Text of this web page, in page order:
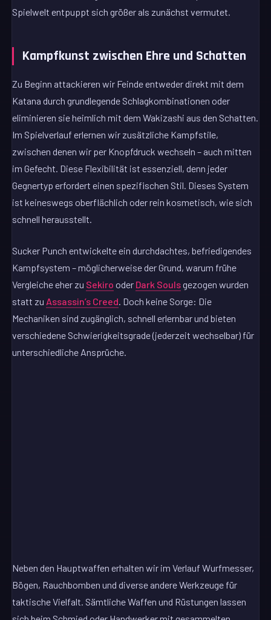
Spielwelt entpuppt sich größer als zunächst vermutet.
Kampfkunst zwischen Ehre und Schatten
Zu Beginn attackieren wir Feinde entweder direkt mit dem
Katana durch grundlegende Schlagkombinationen oder
eliminieren sie heimlich mit dem Wakizashi aus den Schatten.
Im Spielverlauf erlernen wir zusätzliche Kampfstile,
zwischen denen wir per Knopfdruck wechseln – auch mitten
im Gefecht. Diese Flexibilität ist essenziell, denn jeder
Gegnertyp erfordert einen spezifischen Stil. Dieses System
ist keineswegs oberflächlich oder rein kosmetisch, wie sich
schnell herausstellt.
Sucker Punch entwickelte ein durchdachtes, befriedigendes
Kampfsystem – möglicherweise der Grund, warum frühe
Vergleiche eher zu Sekiro oder Dark Soulsgezogen wurden
statt zu Assassin’s Creed. Doch keine Sorge: Die
Mechaniken sind zugänglich, schnell erlernbar und bieten
verschiedene Schwierigkeitsgrade (jederzeit wechselbar) für
unterschiedliche Ansprüche.
Neben den Hauptwaffen erhalten wir im Verlauf Wurfmesser,
Bögen, Rauchbomben und diverse andere Werkzeuge für
taktische Vielfalt. Sämtliche Waffen und Rüstungen lassen